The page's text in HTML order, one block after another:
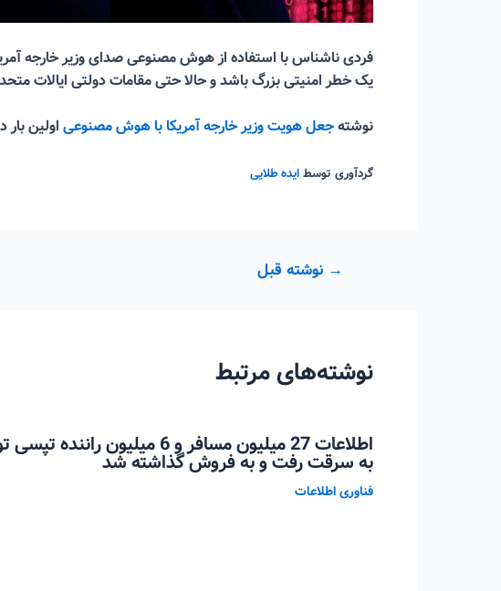
فردی ناشناس با استفاده از هوش مصنوعی صدای وزیر خارجه
یک خطر امنیتی بزرگ باشد و حالا حتی مقامات دولتی ایالات
نوشتهجعل هویت وزیر خارجه آمریکا با هوش مصنوعیاولین بار
گردآوری توسط ایده طلایی
راهبری
→ نوشته قبل
نوشته‌های مرتبط
اطلاعات 27 میلیون مسافر و 6 میلیون
به سرقت رفت و به فروش گذاشته شد
فناوری اطلاعات